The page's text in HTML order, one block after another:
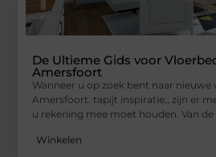
De Ultieme Gids voor
Amersfoort
Wanneer u op zoek bent naar nieuwe
Amersfoort. tapijt inspiratie., zijn er
u rekening mee moet houden. Van de
Winkelen